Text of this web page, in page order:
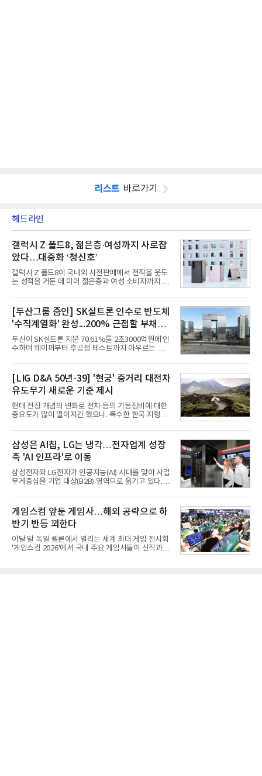
리스트 바로가기
헤드라인
갤럭시 Z 폴드8, 젊은층·여성까지 사로잡
았다…대중화 ‘청신호’
갤럭시 Z 폴드8이 국내외 사전판매에서 전작을 웃도
는 성적을 거둔 데 이어 젊은층과 여성 소비자까지 빠
산성을 앞세운 기존 폴드의 소비자층에서 벗어나 디
자인과 휴대성을 강화하면서 폴더블폰의 대중화를 본
격화하고 있다는 분석이 나온다.10일 카운터포인트
리서치에 따르면 갤럭시 Z8 시리즈의 글로벌 사전판
매량은 전작 대비 30% 이상 증가했다. 국내 사전판매
량은 전작 대비 39% 늘었고 유럽에서도 20% 이상
증가했다. 미국에서도 역대 폴드 시리즈 가운데 가장
폼팩터 변화가 영향
[두산그룹 줌인] SK실트론 인수로 반도체
'수직계열화' 완성...200% 근접할 부채비
율 부담
두산이 SK실트론 지분 70.61%를 2조3000억원에 인
수하며 웨이퍼부터 후공정 테스트까지 아우르는 반도
지난해 5742억원의 순손실을 내며 신용등급 하향검
토 대상에 올라 있다. 두산의 연결 기준 부채비율도 인
수금융 1조원을 가정할 경우 200%에 근접한 191%
까지 오를 것으로 신용평가사들은 추산하고 있다.10
일 금융감독원 전자공시와 업계 등에 따르면 ㈜두산
은 지난달 31일 이사회를 열고 SK㈜가 보유한 SK실
트론 지분 70.61%를 인수하는 주식매매계약(SPA)
다. 매각 대상 지분은 SK㈜가
[LIG D&A 50년-39] '현궁' 중거리 대전차
유도무기 새로운 기준 제시
현대 전장 개념의 변화로 전차 등의 기동장비에 대한
중요도가 많이 떨어지긴 했으나. 특수한 한국 지형을
로 평가되고 있다. 그러나 우리 군이 운용 중인 대전차
무기는 관통력과 유효사거리 모두 만족스럽지 못해
적 전차 파괴에 효과적이지 못했다. 특히 노후화된 대
전차 무기에 대한 군수지원이 미흡해 전력 발휘가 어
려웠다.따라서 부족한 사거리의 한계를 극복하고 아
군의 생존성을 극대화할 수 있는 대전차 유도무기 개
발이 절실했다.2007년부터 국방과학연구소(ADD) 주
국산화에 의
삼성은 AI칩, LG는 냉각…전자업계 성장
축 'AI 인프라'로 이동
삼성전자와 LG전자가 인공지능(AI) 시대를 맞아 사업
무게중심을 기업 대상(B2B) 영역으로 옮기고 있다.
접어든 가운데 삼성전자는 AI 반도체를 중심으로 데
이터센터 생태계 공략을 강화하고 LG전자는 냉각솔
루션·전장·로봇 등 기업용 솔루션 사업 확대에 속도를
내고 있다.9일 업계에 따르면 LG전자는 2분기 생활가
전과 프리미엄 제품 경쟁력에 더해 B2B 사업 확대 효
과로 수익성을 방어한 반면 삼성전자는 디바이스경험
(DX) 부문의 TV·생활가전 수익성이 악화됐다. 대신 삼
게임스컴 앞둔 게임사…해외 공략으로 하
반기 반등 꾀한다
이달 말 독일 쾰른에서 열리는 세계 최대 게임 전시회
'게임스컴 2026'에서 국내 주요 게임사들이 신작과 글